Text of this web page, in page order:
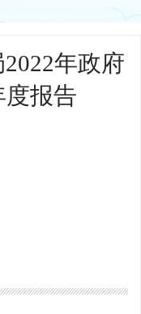
年政府
报告